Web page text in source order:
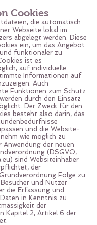
Cookies
die automatisch
Webseite lokal im
abgelegt werden. Diese
ein, um das Angebot
funktionaler zu
ist es
auf individuelle
Informationen auf
Auch
Funktionen zum Schutz
durch den Einsatz
Der Zweck für den
besteht also darin, das
und die Website-
wie möglich zu
der neuen
(DSGVO,
) sind Websiteinhaber
der
Folge zu
und Nutzer
die Erfassung und
in Kenntnis zu
der
Kapitel 2, Artikel 6 der